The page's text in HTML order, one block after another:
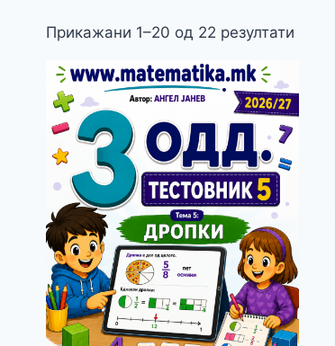
Прикажани 1–20 од 22 резултати